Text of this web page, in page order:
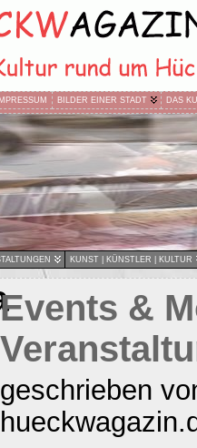
IMPRESSUM BILDER EINER STADT DAS
KUNST | KÜNSTLER | KULTUR
Events &
geschrieben